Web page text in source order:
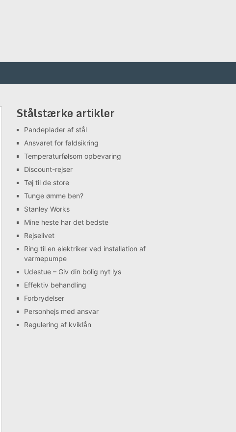
Stålstærke artikler
Pandeplader af stål
Ansvaret for faldsikring
Temperaturfølsom opbevaring
Discount-rejser
Tøj til de store
Tunge ømme ben?
Stanley Works
Mine heste har det bedste
Rejselivet
Ring til en elektriker ved installation af
varmepumpe
Udestue – Giv din bolig nyt lys
Effektiv behandling
Forbrydelser
Personhejs med ansvar
Regulering af kviklån